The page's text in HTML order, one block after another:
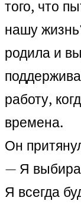
того, что
нашу
родила и
работу,
времена.
Он
— Я
Я всегда